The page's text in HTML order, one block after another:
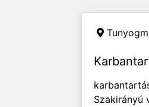
Szakirányú